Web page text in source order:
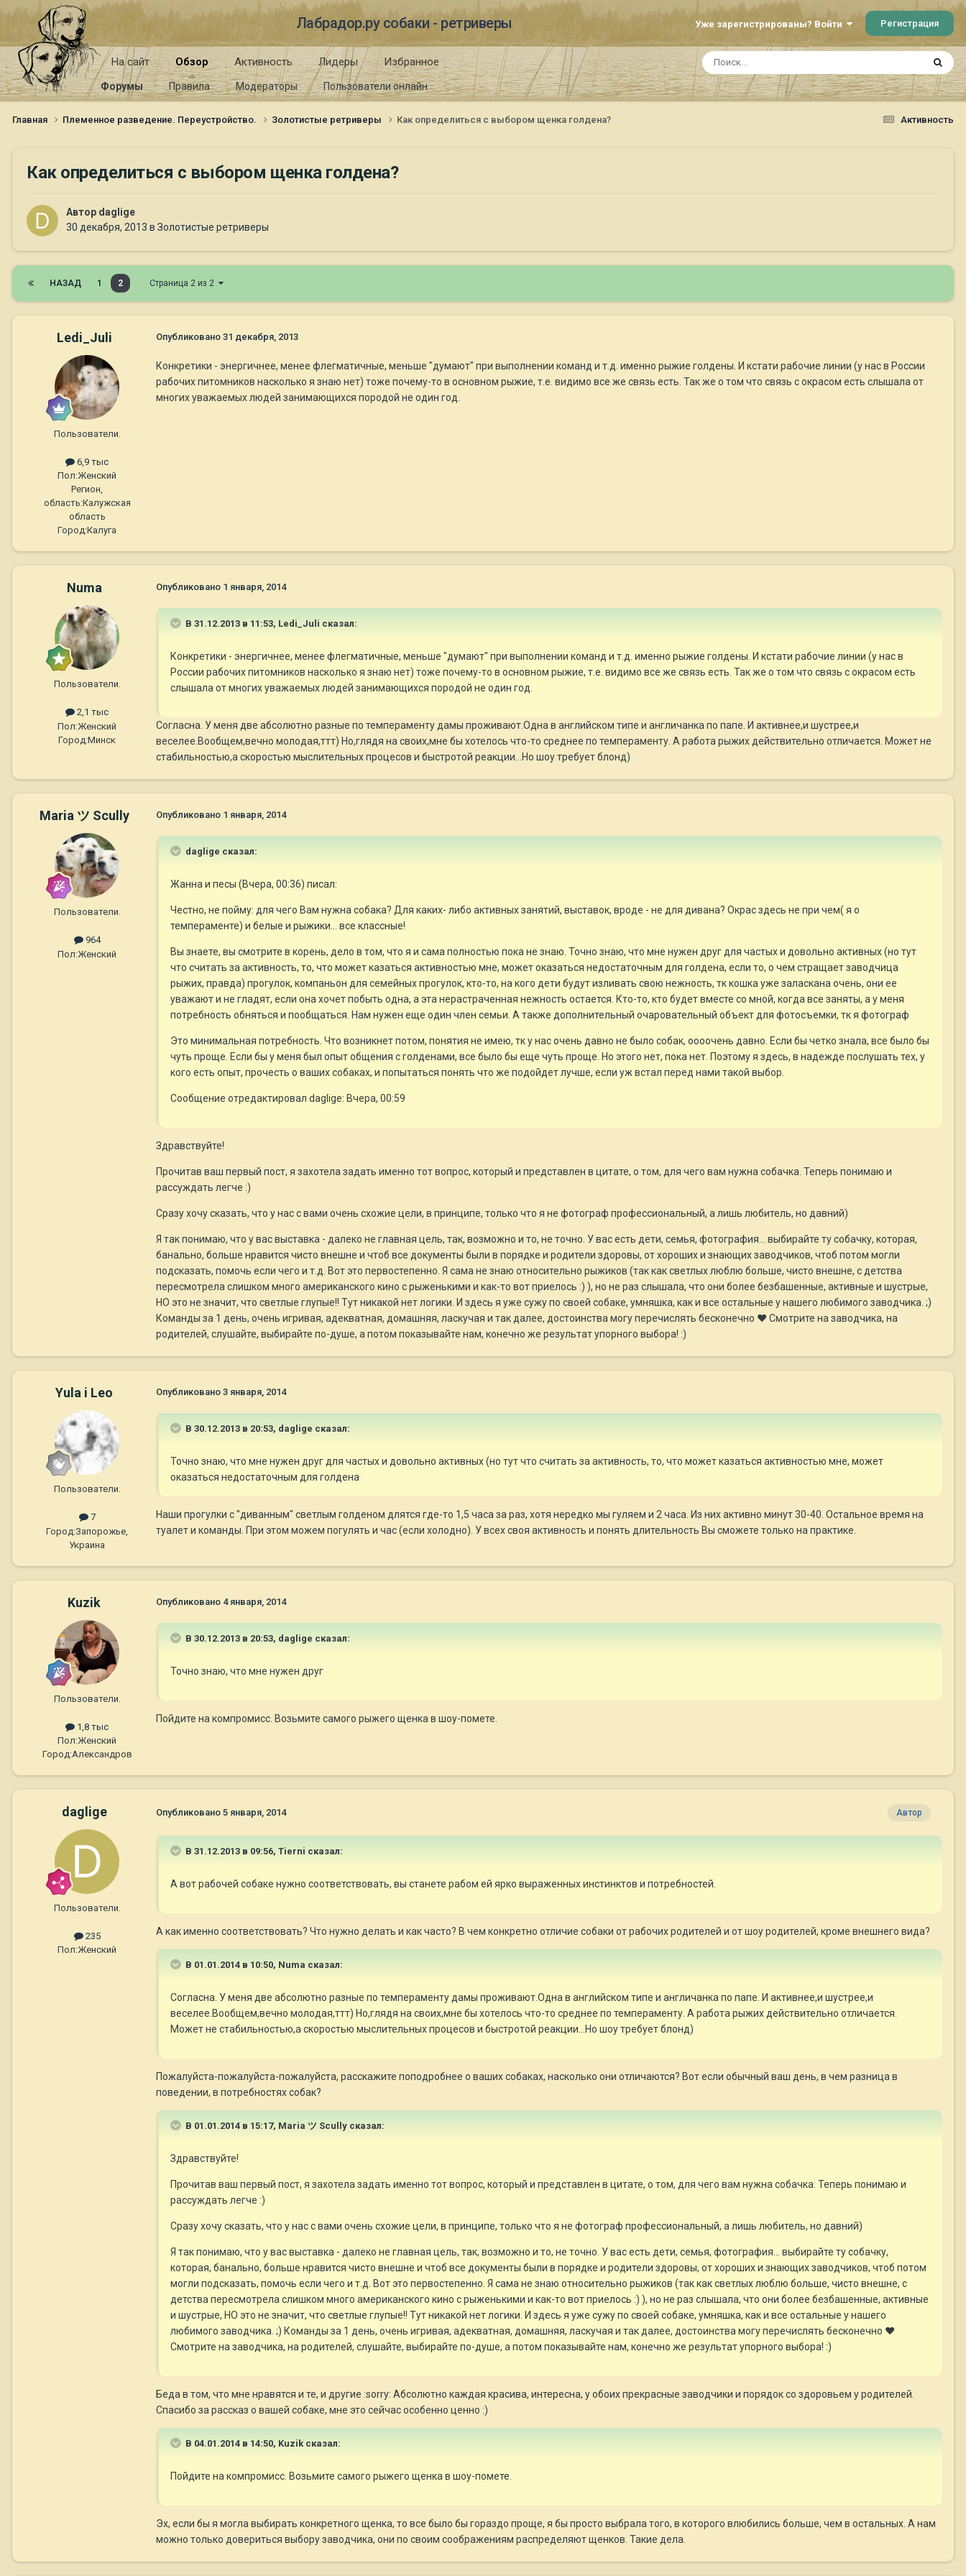
Лабрадор.ру собаки - ретриверы Уже зарегистрированы? Войти Регистрация
На сайт Обзор
Форумы Правила Модераторы Пользователи онлайн
Активность Лидеры Избранное
Активность
Главная Племенное разведение. Переустройство. Золотистые ретриверы Как определиться с выбором щенка голдена?
Как определиться с выбором щенка голдена?
Автор daglige
30 декабря, 2013 в Золотистые ретриверы
НАЗАД 1 2 Страница 2 из 2
Ledi_Juli
Пользователи.
6,9 тыс
Пол:Женский
Регион,
область:Калужская
область
Город:Калуга
Опубликовано 31 декабря, 2013
Конкретики - энергичнее, менее флегматичные, меньше "думают" при выполнении команд и т.д. именно рыжие голдены. И кстати рабочие линии (у нас в России
рабочих питомников насколько я знаю нет) тоже почему-то в основном рыжие, т.е. видимо все же связь есть. Так же о том что связь с окрасом есть слышала от
многих уважаемых людей занимающихся породой не один год.
Numa
Пользователи.
2,1 тыс
Пол:Женский
Город:Минск
Опубликовано 1 января, 2014
В 31.12.2013 в 11:53, Ledi_Juli сказал:
Конкретики - энергичнее, менее флегматичные, меньше "думают" при выполнении команд и т.д. именно рыжие голдены. И кстати рабочие линии (у нас в
России рабочих питомников насколько я знаю нет) тоже почему-то в основном рыжие, т.е. видимо все же связь есть. Так же о том что связь с окрасом есть
слышала от многих уважаемых людей занимающихся породой не один год.
Согласна. У меня две абсолютно разные по темпераменту дамы проживают.Одна в английском типе и англичанка по папе. И активнее,и шустрее,и
веселее.Вообщем,вечно молодая,ттт) Но,глядя на своих,мне бы хотелось что-то среднее по темпераменту. А работа рыжих действительно отличается. Может не
стабильностью,а скоростью мыслительных процесов и быстротой реакции...Но шоу требует блонд)
Maria ツ Scully
Пользователи.
964
Пол:Женский
Опубликовано 1 января, 2014
daglige сказал:
Жанна и песы (Вчера, 00:36) писал:
Честно, не пойму: для чего Вам нужна собака? Для каких- либо активных занятий, выставок, вроде - не для дивана? Окрас здесь не при чем( я о
темпераменте) и белые и рыжики... все классные!
Вы знаете, вы смотрите в корень, дело в том, что я и сама полностью пока не знаю. Точно знаю, что мне нужен друг для частых и довольно активных (но тут
что считать за активность, то, что может казаться активностью мне, может оказаться недостаточным для голдена, если то, о чем стращает заводчица
рыжих, правда) прогулок, компаньон для семейных прогулок, кто-то, на кого дети будут изливать свою нежность, тк кошка уже заласкана очень, они ее
уважают и не гладят, если она хочет побыть одна, а эта нерастраченная нежность остается. Кто-то, кто будет вместе со мной, когда все заняты, а у меня
потребность обняться и пообщаться. Нам нужен еще один член семьи. А также дополнительный очаровательный объект для фотосъемки, тк я фотограф
Это минимальная потребность. Что возникнет потом, понятия не имею, тк у нас очень давно не было собак, оооочень давно. Если бы четко знала, все было бы
чуть проще. Если бы у меня был опыт общения с голденами, все было бы еще чуть проще. Но этого нет, пока нет. Поэтому я здесь, в надежде послушать тех, у
кого есть опыт, прочесть о ваших собаках, и попытаться понять что же подойдет лучше, если уж встал перед нами такой выбор.
Сообщение отредактировал daglige: Вчера, 00:59
Здравствуйте!
Прочитав ваш первый пост, я захотела задать именно тот вопрос, который и представлен в цитате, о том, для чего вам нужна собачка. Теперь понимаю и
рассуждать легче :)
Сразу хочу сказать, что у нас с вами очень схожие цели, в принципе, только что я не фотограф профессиональный, а лишь любитель, но давний)
Я так понимаю, что у вас выставка - далеко не главная цель, так, возможно и то, не точно. У вас есть дети, семья, фотография... выбирайте ту собачку, которая,
банально, больше нравится чисто внешне и чтоб все документы были в порядке и родители здоровы, от хороших и знающих заводчиков, чтоб потом могли
подсказать, помочь если чего и т.д. Вот это первостепенно. Я сама не знаю относительно рыжиков (так как светлых люблю больше, чисто внешне, с детства
пересмотрела слишком много американского кино с рыженькими и как-то вот приелось :) ), но не раз слышала, что они более безбашенные, активные и шустрые,
НО это не значит, что светлые глупые!! Тут никакой нет логики. И здесь я уже сужу по своей собаке, умняшка, как и все остальные у нашего любимого заводчика. ;)
Команды за 1 день, очень игривая, адекватная, домашняя, ласкучая и так далее, достоинства могу перечислять бесконечно ♥ Смотрите на заводчика, на
родителей, слушайте, выбирайте по-душе, а потом показывайте нам, конечно же результат упорного выбора! :)
Yula i Leo
Пользователи.
7
Город:Запорожье,
Украина
Опубликовано 3 января, 2014
В 30.12.2013 в 20:53, daglige сказал:
Точно знаю, что мне нужен друг для частых и довольно активных (но тут что считать за активность, то, что может казаться активностью мне, может
оказаться недостаточным для голдена
Наши прогулки с "диванным" светлым голденом длятся где-то 1,5 часа за раз, хотя нередко мы гуляем и 2 часа. Из них активно минут 30-40. Остальное время на
туалет и команды. При этом можем погулять и час (если холодно). У всех своя активность и понять длительность Вы сможете только на практике.
Kuzik
Пользователи.
1,8 тыс
Пол:Женский
Город:Александров
Опубликовано 4 января, 2014
В 30.12.2013 в 20:53, daglige сказал:
Точно знаю, что мне нужен друг
Пойдите на компромисс. Возьмите самого рыжего щенка в шоу-помете.
daglige
Пользователи.
235
Пол:Женский
Автор
Опубликовано 5 января, 2014
В 31.12.2013 в 09:56, Tierni сказал:
А вот рабочей собаке нужно соответствовать, вы станете рабом ей ярко выраженных инстинктов и потребностей.
А как именно соответствовать? Что нужно делать и как часто? В чем конкретно отличие собаки от рабочих родителей и от шоу родителей, кроме внешнего вида?
В 01.01.2014 в 10:50, Numa сказал:
Согласна. У меня две абсолютно разные по темпераменту дамы проживают.Одна в английском типе и англичанка по папе. И активнее,и шустрее,и
веселее.Вообщем,вечно молодая,ттт) Но,глядя на своих,мне бы хотелось что-то среднее по темпераменту. А работа рыжих действительно отличается.
Может не стабильностью,а скоростью мыслительных процесов и быстротой реакции...Но шоу требует блонд)
Пожалуйста-пожалуйста-пожалуйста, расскажите поподробнее о ваших собаках, насколько они отличаются? Вот если обычный ваш день, в чем разница в
поведении, в потребностях собак?
В 01.01.2014 в 15:17, Maria ツ Scully сказал:
Здравствуйте!
Прочитав ваш первый пост, я захотела задать именно тот вопрос, который и представлен в цитате, о том, для чего вам нужна собачка. Теперь понимаю и
рассуждать легче :)
Сразу хочу сказать, что у нас с вами очень схожие цели, в принципе, только что я не фотограф профессиональный, а лишь любитель, но давний)
Я так понимаю, что у вас выставка - далеко не главная цель, так, возможно и то, не точно. У вас есть дети, семья, фотография... выбирайте ту собачку,
которая, банально, больше нравится чисто внешне и чтоб все документы были в порядке и родители здоровы, от хороших и знающих заводчиков, чтоб потом
могли подсказать, помочь если чего и т.д. Вот это первостепенно. Я сама не знаю относительно рыжиков (так как светлых люблю больше, чисто внешне, с
детства пересмотрела слишком много американского кино с рыженькими и как-то вот приелось :) ), но не раз слышала, что они более безбашенные, активные
и шустрые, НО это не значит, что светлые глупые!! Тут никакой нет логики. И здесь я уже сужу по своей собаке, умняшка, как и все остальные у нашего
любимого заводчика. ;) Команды за 1 день, очень игривая, адекватная, домашняя, ласкучая и так далее, достоинства могу перечислять бесконечно ♥
Смотрите на заводчика, на родителей, слушайте, выбирайте по-душе, а потом показывайте нам, конечно же результат упорного выбора! :)
Беда в том, что мне нравятся и те, и другие :sorry: Абсолютно каждая красива, интересна, у обоих прекрасные заводчики и порядок со здоровьем у родителей.
Спасибо за рассказ о вашей собаке, мне это сейчас особенно ценно :)
В 04.01.2014 в 14:50, Kuzik сказал:
Пойдите на компромисс. Возьмите самого рыжего щенка в шоу-помете.
Эх, если бы я могла выбирать конкретного щенка, то все было бы гораздо проще, я бы просто выбрала того, в которого влюбились больше, чем в остальных. А нам
можно только довериться выбору заводчика, они по своим соображениям распределяют щенков. Такие дела.